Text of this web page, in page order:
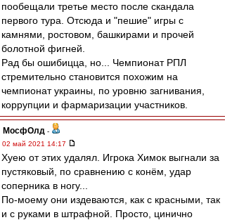
пообещали третье место после скандала
первого тура. Отсюда и "пешие" игры с
камнями, ростовом, башкирами и прочей
болотной фигней.
Рад бы ошибицца, но... Чемпионат РПЛ
стремительно становится похожим на
чемпионат украины, по уровню загнивания,
коррупции и фармаризации участников.
МосфОлд -
02 май 2021 14:17
Хуею от этих удалял. Игрока Химок выгнали за
пустяковый, по сравнению с конём, удар
соперника в ногу...
По-моему они издеваются, как с красными, так
и с руками в штрафной. Просто, цинично